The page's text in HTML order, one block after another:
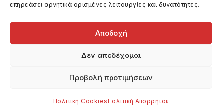
επηρεάσει αρνητικά ορισμένες λειτουργίες και δυνατότητες.
Αποδοχή
Δεν αποδέχομαι
Προβολή προτιμήσεων
Πολιτική CookiesΠολιτική Απορρήτου
(+30) 6974123481
Στείλε μας email
info@filmandtheater.gr
Copyright 2026 Filmandtheater / All rights reserved